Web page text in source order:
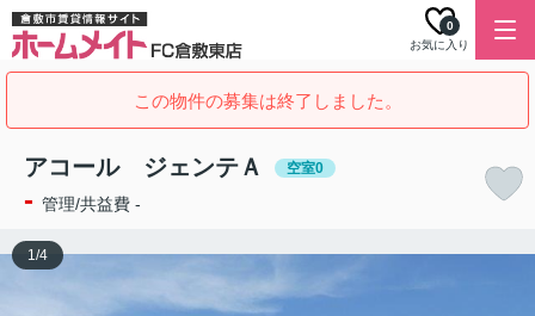
お気に入り
0
この物件の募集は終了しました。
アコール ジェンテＡ 空室0
- 管理/共益費 -
1/4